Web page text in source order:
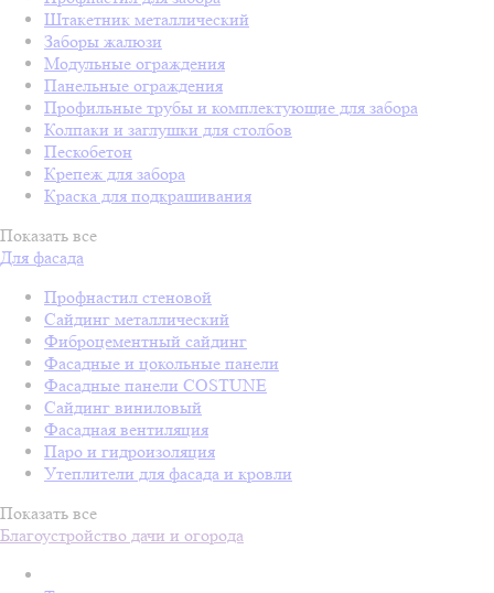
Штакетник металлический
Заборы жалюзи
Модульные ограждения
Панельные ограждения
Профильные трубы и комплектующие для забора
Колпаки и заглушки для столбов
Пескобетон
Крепеж для забора
Краска для подкрашивания
Показать все
Для фасада
Профнастил стеновой
Сайдинг металлический
Фиброцементный сайдинг
Фасадные и цокольные панели
Фасадные панели COSTUNE
Сайдинг виниловый
Фасадная вентиляция
Паро и гидроизоляция
Утеплители для фасада и кровли
Показать все
Благоустройство дачи и огорода